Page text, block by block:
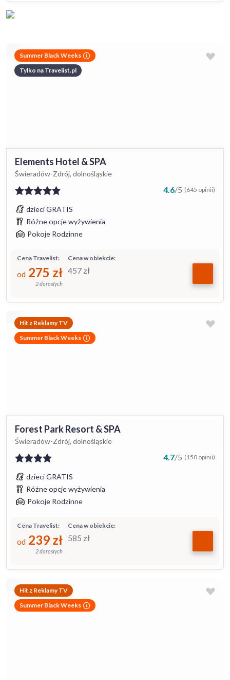
Summer Black Weeks
Tylko na Travelist.pl
Elements Hotel & SPA
Świeradów-Zdrój, dolnośląskie
4.6/5 (645 opinii)
dzieci GRATIS
Różne opcje wyżywienia
Pokoje Rodzinne
Cena w obiekcie:
457 zł
Cena Travelist:
od 275 zł
2 dorosłych
Hit z Reklamy TV
Summer Black Weeks
Forest Park Resort & SPA
Świeradów-Zdrój, dolnośląskie
4.7/5 (150 opinii)
dzieci GRATIS
Różne opcje wyżywienia
Pokoje Rodzinne
Cena w obiekcie:
585 zł
Cena Travelist:
od 239 zł
2 dorosłych
Hit z Reklamy TV
Summer Black Weeks